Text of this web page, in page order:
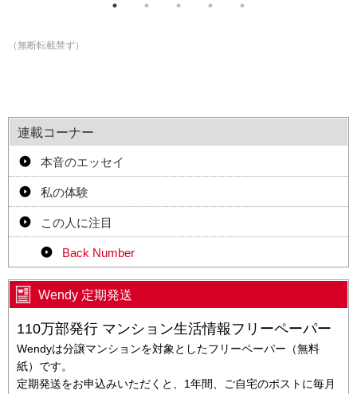
（無断転載禁ず）
連載コーナー
本音のエッセイ
私の体験
この人に注目
Back Number
Wendy 定期発送
110万部発行 マンション生活情報フリーペーパー
Wendyは分譲マンションを対象としたフリーペーパー（無料
紙）です。
定期発送をお申込みいただくと、1年間、ご自宅のポストに毎月